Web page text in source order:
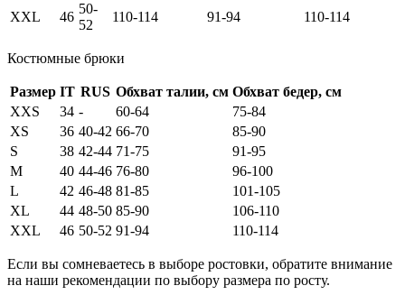
XXL 46
50-
52
110-114 91-94 110-114
Костюмные брюки
Размер IT RUS Обхват талии, см Обхват бедер, см
XXS
34 - 60-64
75-84
XS
36 40-42 66-70
85-90
S
38 42-44 71-75
91-95
M
40 44-46 76-80
96-100
L
42 46-48 81-85
101-105
XL
44 48-50 85-90
106-110
XXL
46 50-52 91-94 110-114
Если вы сомневаетесь в выборе ростовки, обратите внимание
на наши рекомендации по выбору размера по росту.